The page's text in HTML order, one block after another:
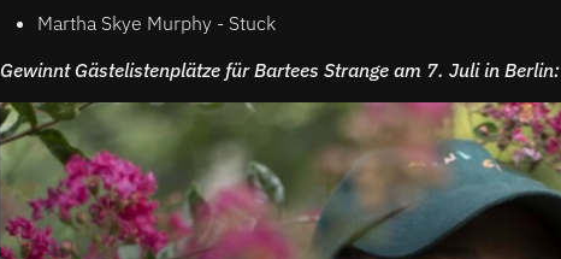
Martha Skye Murphy - Stuck
Gewinnt Gästelistenplätze für Bartees Strange am 7. Juli in Berlin: